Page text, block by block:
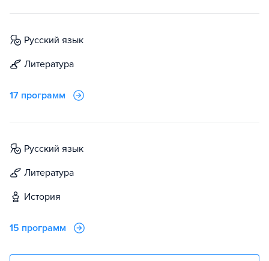
русский язык
литература
17 программ
русский язык
литература
история
15 программ